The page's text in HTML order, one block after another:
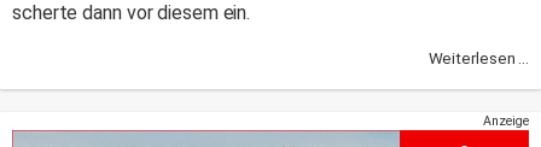
scherte dann vor diesem ein.
Weiterlesen ...
Anzeige